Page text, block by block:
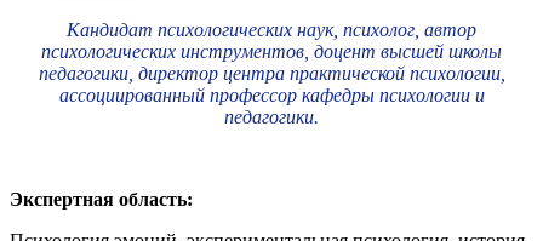
Кандидат психологических наук, психолог, автор
психологических инструментов, доцент высшей школы
педагогики, директор центра практической психологии,
ассоциированный профессор кафедры психологии и
педагогики.
Экспертная область: